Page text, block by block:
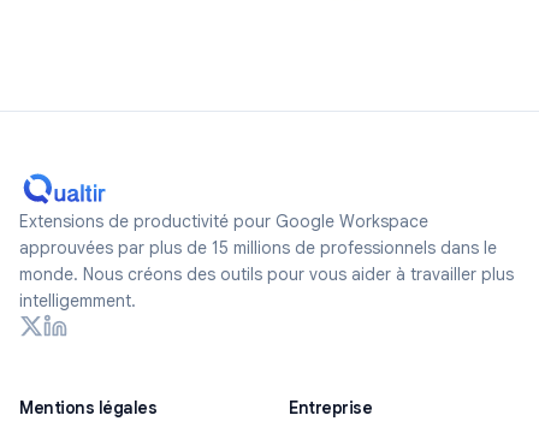
Extensions de productivité pour Google Workspace
approuvées par plus de 15 millions de professionnels dans le
monde. Nous créons des outils pour vous aider à travailler plus
intelligemment.
Mentions légales
Entreprise